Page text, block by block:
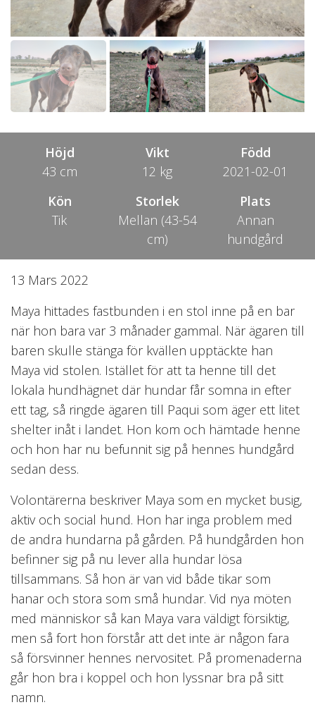
Höjd
43 cm
Vikt
12 kg
Född
2021-02-01
Kön
Tik
Storlek
Mellan (43-54
cm)
Plats
Annan
hundgård
13 Mars 2022
Maya hittades fastbunden i en stol inne på en bar
när hon bara var 3 månader gammal. När ägaren till
baren skulle stänga för kvällen upptäckte han
Maya vid stolen. Istället för att ta henne till det
lokala hundhägnet där hundar får somna in efter
ett tag, så ringde ägaren till Paqui som äger ett litet
shelter inåt i landet. Hon kom och hämtade henne
och hon har nu befunnit sig på hennes hundgård
sedan dess.
Volontärerna beskriver Maya som en mycket busig,
aktiv och social hund. Hon har inga problem med
de andra hundarna på gården. På hundgården hon
befinner sig på nu lever alla hundar lösa
tillsammans. Så hon är van vid både tikar som
hanar och stora som små hundar. Vid nya möten
med människor så kan Maya vara väldigt försiktig,
men så fort hon förstår att det inte är någon fara
så försvinner hennes nervositet. På promenaderna
går hon bra i koppel och hon lyssnar bra på sitt
namn.